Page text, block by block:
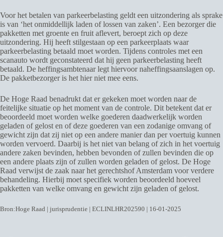
Voor het betalen van parkeerbelasting geldt een uitzondering als sprake
is van ‘het onmiddellijk laden of lossen van zaken’. Een bezorger die
pakketten met groente en fruit aflevert, beroept zich op deze
uitzondering. Hij heeft stilgestaan op een parkeerplaats waar
parkeerbelasting betaald moet worden. Tijdens controles met een
scanauto wordt geconstateerd dat hij geen parkeerbelasting heeft
betaald. De heffingsambtenaar legt hiervoor naheffingsaanslagen op.
De pakketbezorger is het hier niet mee eens.
De Hoge Raad benadrukt dat er gekeken moet worden naar de
feitelijke situatie op het moment van de controle. Dit betekent dat er
beoordeeld moet worden welke goederen daadwerkelijk worden
geladen of gelost en of deze goederen van een zodanige omvang of
gewicht zijn dat zij niet op een andere manier dan per voertuig kunnen
worden vervoerd. Daarbij is het niet van belang of zich in het voertuig
andere zaken bevinden, hebben bevonden of zullen bevinden die op
een andere plaats zijn of zullen worden geladen of gelost. De Hoge
Raad verwijst de zaak naar het gerechtshof Amsterdam voor verdere
behandeling. Hierbij moet specifiek worden beoordeeld hoeveel
pakketten van welke omvang en gewicht zijn geladen of gelost.
Bron:Hoge Raad | jurisprudentie | ECLINLHR202590 | 16-01-2025